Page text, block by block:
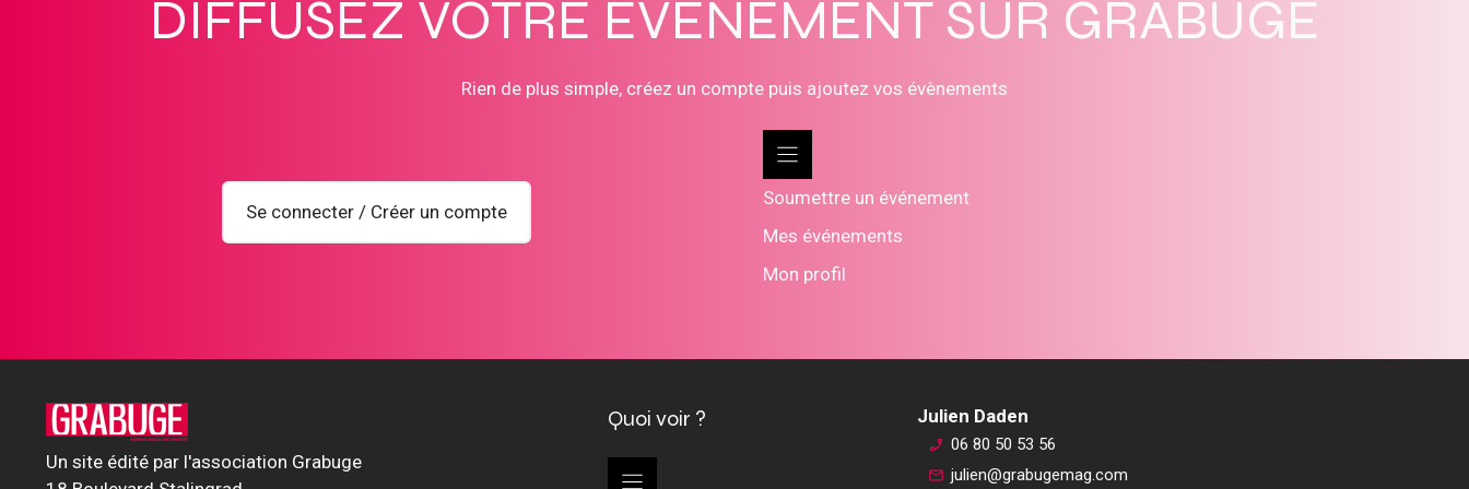
DIFFUSEZ VOTRE ÉVÈNEMENT SUR GRABUGE
Rien de plus simple, créez un compte puis ajoutez vos évènements
Se connecter / Créer un compte
Soumettre un événement
Mes événements
Mon profil
Un site édité par l'association Grabuge
Quoi voir ? Julien Daden
06 80 50 53 56
julien@grabugemag.com